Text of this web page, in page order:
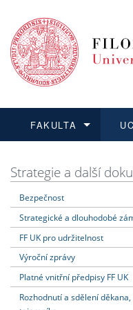
FAKULTA
Dozvědět se více
Podat přihlášku
Dozvědět se více
Dozvědět se více
Dozvědět se více
Strategie a další
Bezpečnost
Strategické a dlouhodobé
FF UK pro udržitelnost
Výroční zprávy
Platné vnitřní předpisy FF UK
Rozhodnutí a sdělení